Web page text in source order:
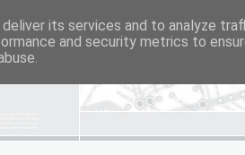
its services and to analyze
and security metrics to